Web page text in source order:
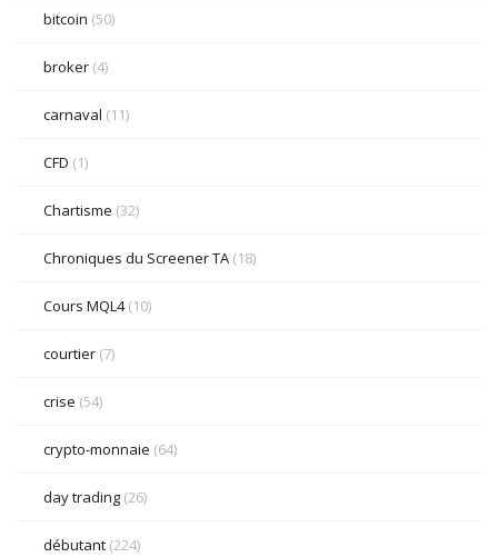
bitcoin (50)
broker (4)
carnaval (11)
CFD (1)
Chartisme (32)
Chroniques du Screener TA (18)
Cours MQL4(10)
courtier (7)
crise (54)
crypto-monnaie (64)
day trading (26)
débutant (224)